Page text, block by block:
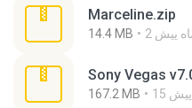
Marceline.zip
14.4 MB ماه پیش
Sony Vegas
167.2 MB پیش